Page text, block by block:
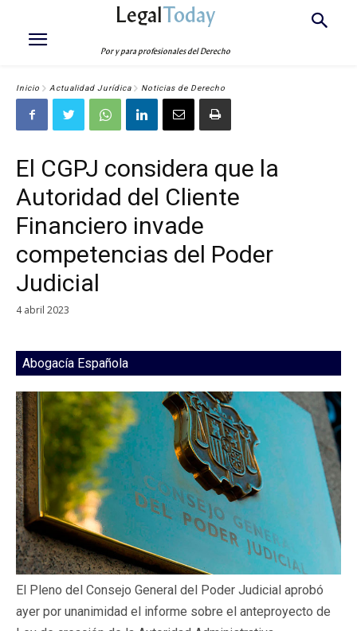
LegalToday
Por y para profesionales del Derecho
Inicio Actualidad Jurídica Noticias de Derecho
El CGPJ considera que la
Autoridad del Cliente
Financiero invade
competencias del Poder
Judicial
4 abril 2023
Abogacía Española
El Pleno del Consejo General del Poder Judicial aprobó
ayer por unanimidad el informe sobre el anteproyecto de